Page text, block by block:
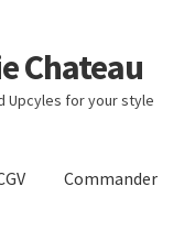
Chateau
Upcyles for your style
Commander